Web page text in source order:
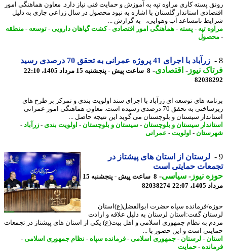
پسته کاری مراوه تپه به آموزش و حمایت فنی نیاز دارد. معاون هماهنگی امور
استاندار گلستان با اشاره به نبود محصول در سال زراعی جاری به دلیل
نامساعد آب وهوایی، - به گزارش ...
تپه-پسته-هماهنگی امور اقتصادی-کشت گیاهان دارویی -توسعه-منطقه
زرآباد با اجرای 41 پروژه عمرانی به تحقق 70 درصدی رسید
نیوز-اقتصادی-8 ساعت پیش - پنجشنبه 15 مرداد 1405، 22:10
های توسعه ای زرآباد با اجرای سند اولویت بندی و تمرکز بر طرح های
زیرساختی به تحقق 70 درصدی رسیده است. معاون هماهنگی امور عمرانی
سیستان و بلوچستان می گوید این نتیجه حاصل ...
سیستان و بلوچستان-سیستان و بلوچستان-اولویت بندی -زرآباد -
-اولویت-عمرانی
لرستان از استان های پیشتاز در
حمایتی است
نیوز-سیاسی-
8 ساعت پیش - پنجشنبه 15
22:07
82038274
فرمانده سپاه حضرت ابوالفضل(ع)استان
گفت:استان لرستان به دلیل علاقه و ارادت
به نظام جمهوری اسلامی و اهل بیت(ع) یکی از استان های پیشتاز در تجمعات
است و این حضور با ...
-لرستان-جمهوری اسلامی-فرمانده سپاه-نظام جمهوری اسلامی-
-حمایت